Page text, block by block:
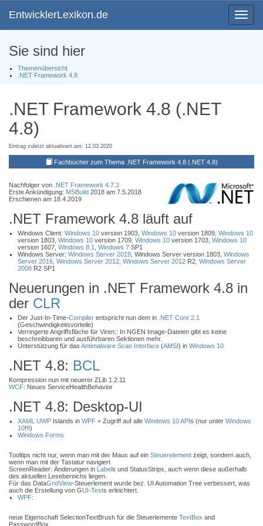
Toggle
EntwicklerLexikon.de
Sie sind hier
Themenübersicht
.NET Framework 4.8
.NET Framework 4.8 (.NET
4.8)
Eintrag zuletzt aktualisiert am: 12.03.2020
Fachbücher zum Thema .NET Framework 4.8 (.NET 4.8)
Nachfolger von .NET Framework 4.7.2
Erste Ankündigung: MSBuild 2018 am 7.5.2018
Erschienen am 18.4.2019
.NET Framework 4.8 läuft auf
Windows Client: Windows 10 version 1903, Windows 10 version 1809, Windows 10
version 1803, Windows 10 version 1709, Windows 10 version 1703, Windows 10
version 1607, Windows 8.1 Windows 7 SP1
Windows Server: Windows Server 2019 , Windows Server version 1803, Windows
Server 2016 Windows Server 2012 Windows Server 2012 R2, Windows Server
2008 R2 SP1
Neuerungen in .NET Framework 4.8 in
der CLR
Der Just-In-Time-Compiler entspricht nun dem in .NET Core 2.1
(Geschwindigkeitsvorteile)
Verringerte Angriffsfläche für Viren:: In NGEN Image-Dateien gibt es keine
beschreibbaren und ausführbaren Sektionen mehr.
Unterstützung für das Antimalware Scan Interface (AMSI) in Windows 10
.NET 4.8: BCL
Kompression nun mit neuerer ZLib 1.2.11
WCF: Neues ServiceHealthBehavior
.NET 4.8: Desktop-UI
XAML UWP Islands in WPF + Zugriff auf alle Windows 10APIs (nur unter Windows
10!!!)
Windows Forms
Tooltips nicht nur, wenn man mit der Maus auf ein Steuerelement zeigt, sondern auch,
wenn man mit der Tastatur navigiert
ScreenReader: Änderungen in Labels und StatusStrips, auch wenn diese außerhalb
des aktuellen Lesebereichs liegen.
Für das DataGridView-Steuerlement wurde bez. UI Automation Tree verbessert, was
auch die Erstellung von GUI-Tests erleichtert.
WPF:
neue Eigenschaft SelectionTextBrush für die Steuerlemente TextBox and
PasswordBox